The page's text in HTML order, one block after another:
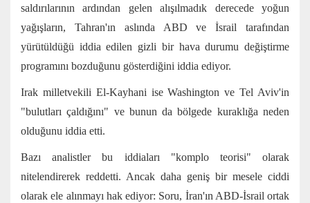
saldırılarının ardından gelen alışılmadık derecede yoğun
yağışların, Tahran'ın aslında ABD ve İsrail tarafından
yürütüldüğü iddia edilen gizli bir hava durumu değiştirme
programını bozduğunu gösterdiğini iddia ediyor.
Irak milletvekili El-Kayhani ise Washington ve Tel Aviv'in
"bulutları çaldığını" ve bunun da bölgede kuraklığa neden
olduğunu iddia etti.
Bazı analistler bu iddiaları "komplo teorisi" olarak
nitelendirerek reddetti. Ancak daha geniş bir mesele ciddi
olarak ele alınmayı hak ediyor: Soru, İran'ın ABD-İsrail ortak